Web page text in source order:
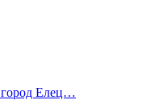
Елец…